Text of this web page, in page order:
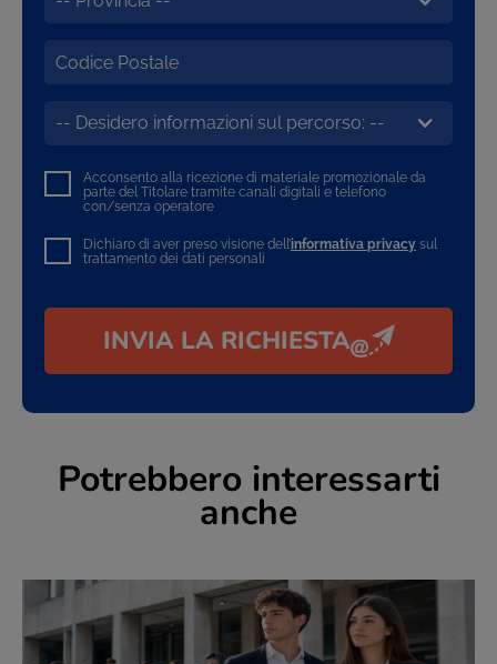
Acconsento alla ricezione di materiale promozionale da
parte del Titolare tramite canali digitali e telefono
con/senza operatore
Dichiaro di aver preso visione dell’informativa privacy sul
trattamento dei dati personali
INVIA LA RICHIESTA
Potrebbero interessarti
anche